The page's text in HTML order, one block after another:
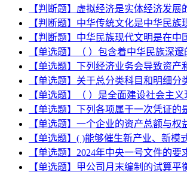
【判断题】虚拟经济是实体经济发展
【判断题】中华传统文化是中华民
【判断题】中华民族现代文明是在
【单选题】（ ）包含着中华民族深
【单选题】下列经济业务会导致资产
【单选题】关于总分类科目和明细分
【单选题】（ ）是全面建设社会主
【单选题】下列各项属于一次凭证的
【单选题】一个企业的资产总额与权
【单选题】( )能够催生新产业、新模
【单选题】2024年中央一号文件的
【单选题】甲公司月末编制的试算